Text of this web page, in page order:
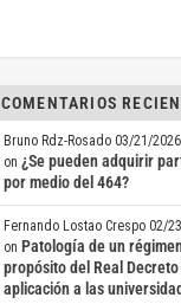
COMENTARIOS
Bruno Rdz-Rosado 03/21/2026
on ¿Se pueden adquirir
por medio del 464?
Fernando Lostao Crespo 02/
on Patología de un
propósito del Real
aplicación a las